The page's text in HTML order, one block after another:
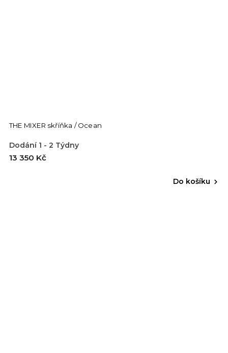
THE MIXER skříňka / Ocean
Dodání 1 - 2 Týdny
13 350 Kč
Do košíku